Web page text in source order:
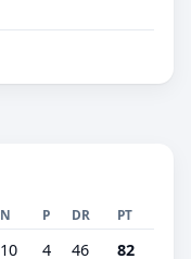
N P DR PT
10 4 46 82